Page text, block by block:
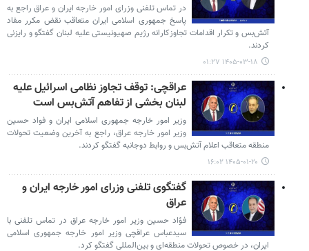
در تماس تلفنی وزرای امور خارجه ایران و عراق راجع به
پاسخ جمهوری اسلامی ایران متعاقب نقض‌ مکرر مفاد
آتش‌بس و تکرار اقدامات تجاوزکارانه رژیم صهیونیستی علیه لبنان گفتگو و رایزنی
کردند.
۱۴۰۵-۰۳-۱۸ ۰۱:۲۷
عراقچی: توقف تجاوز نظامی اسرائیل علیه
لبنان بخشی از تفاهم آتش‌بس است
وزیر امور خارجه جمهوری اسلامی ایران و فواد حسین
وزیر امور خارجه عراق، راجع به آخرین وضعیت تحولات
منطقه متعاقب اعلام آتش‌بس و روابط دوجانبه گفتگو کردند.
۱۴۰۵-۰۱-۲۰ ۱۶:۰۲
گفتگوی تلفنی وزرای امور خارجه ایران و
عراق
فؤاد حسین وزیر امور خارجه عراق در تماس تلفنی با
سیدعباس عراقچی وزیر امور خارجه جمهوری اسلامی
ایران، در خصوص تحولات منطقه‌ای و بین‌المللی گفتگو کرد.